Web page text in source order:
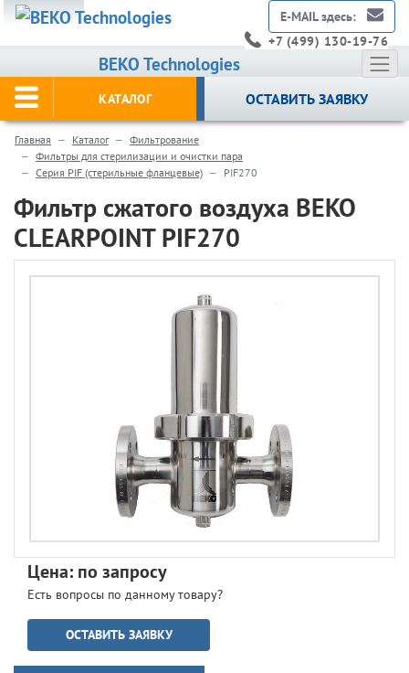
BEKO Technologies
E-MAIL здесь:
+7 (499) 130-19-76
КАТАЛОГ ОСТАВИТЬ ЗАЯВКУ
Главная Каталог
Фильтрование
Фильтры для стерилизации и очистки пара
Серия PIF (стерильные фланцевые)
PIF270
Фильтр сжатого воздуха BEKO
CLEARPOINT PIF270
Цена: по запросу
Есть вопросы по данному товару?
ОСТАВИТЬ ЗАЯВКУ